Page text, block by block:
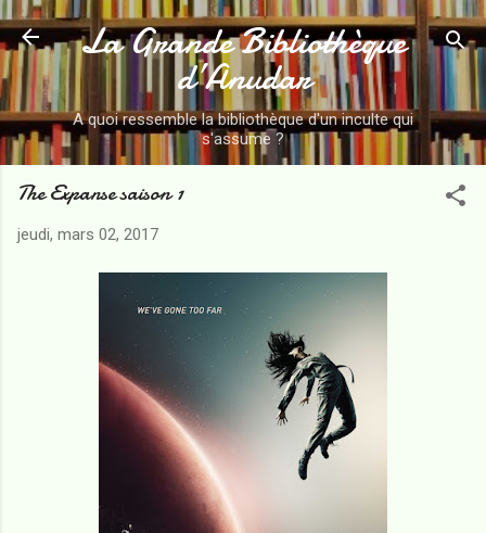
Accéder au contenu principal
La Grande Bibliothèque
d’Anudar
A quoi ressemble la bibliothèque d'un inculte qui
s'assume ?
The Expanse saison 1
jeudi, mars 02, 2017